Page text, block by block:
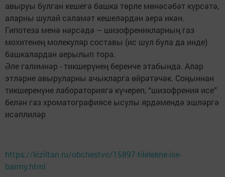
авыруы булган кешегә башка төрле мөнәсәбәт күрсәтә,
аларны шулай сәламәт кешеләрдән аера икән.
Гипотеза менә нәрсәдә – шизофреникларның газ
мохитенең молекуляр составы (ис шул була да инде)
башкалардан аерылып тора.
Әле галимнәр - тикшерүнең беренче этабында. Алар
этләрне авыруларны ачыкларга өйрәтәчәк. Соңыннан
тикшеренүне лабораториягә күчереп, “шизофрения исе”
белән газ хроматографиясе ысулы ярдәмендә эшләргә
исәплиләр
https://kiziltan.ru/obchestvo/15897-tilelekne-ise-
barmy.html